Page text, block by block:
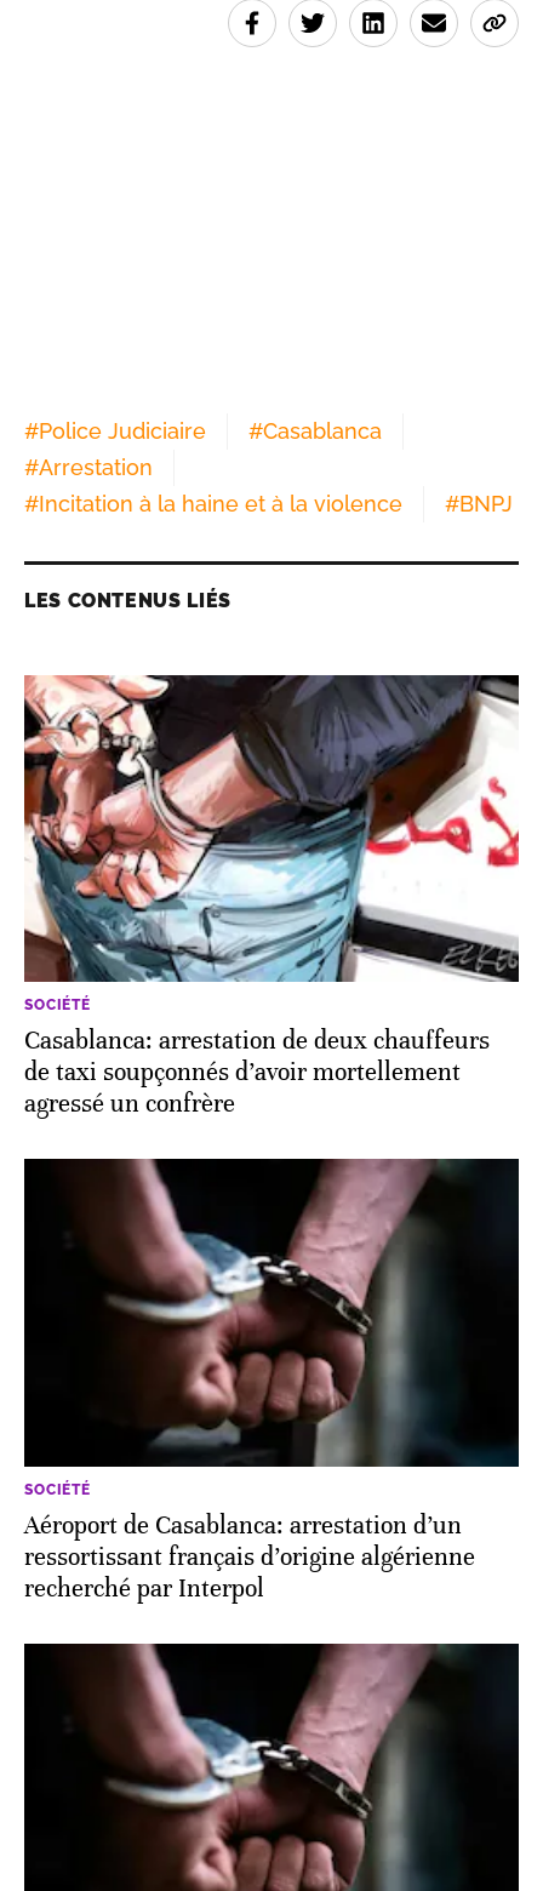
#Police Judiciaire #Casablanca
#Arrestation
#Incitation à la haine et à la violence #BNPJ
LES CONTENUS LIÉS
SOCIÉTÉ
Casablanca: arrestation de deux chauffeurs
de taxi soupçonnés d’avoir mortellement
agressé un confrère
SOCIÉTÉ
Aéroport de Casablanca: arrestation d’un
ressortissant français d’origine algérienne
recherché par Interpol